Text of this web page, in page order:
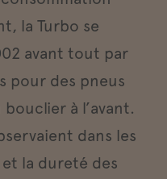
la Turbo se
avant tout par
pour des pneus
à l’avant.
dans les
la dureté des